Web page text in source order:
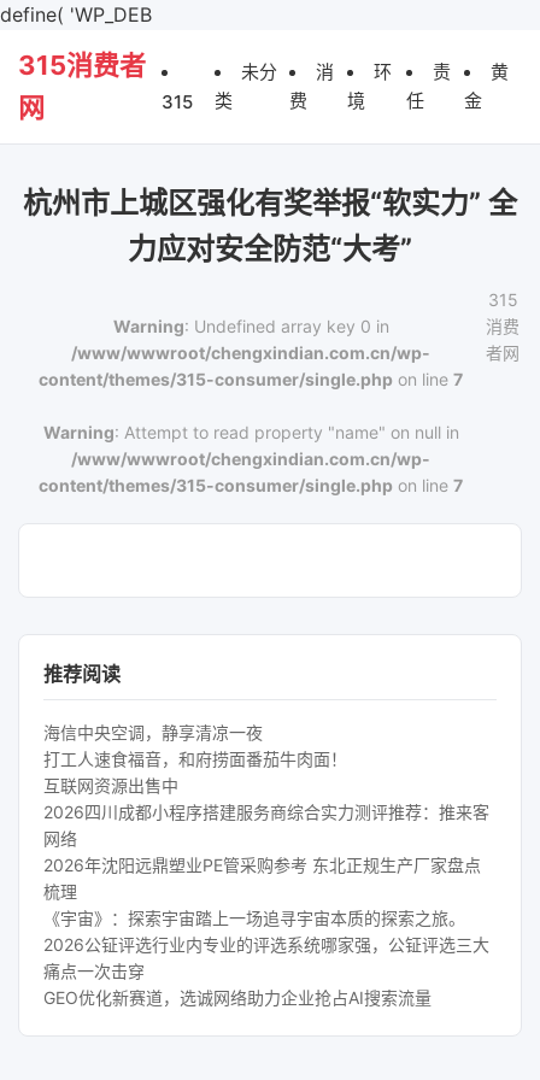
define( 'WP_DEB
315消费者
网
315
未分
类
消
费
环
境
责
任
黄
金
杭州市上城区强化有奖举报“软实力” 全
力应对安全防范“大考”
Warning: Undefined array key 0 in
/www/wwwroot/chengxindian.com.cn/wp-
content/themes/315-consumer/single.php on line7
Warning: Attempt to read property "name" on null in
/www/wwwroot/chengxindian.com.cn/wp-
content/themes/315-consumer/single.php on line7
315
消费
者网
推荐阅读
海信中央空调，静享清凉一夜
打工人速食福音，和府捞面番茄牛肉面！
互联网资源出售中
2026四川成都小程序搭建服务商综合实力测评推荐：推来客
网络
2026年沈阳远鼎塑业PE管采购参考 东北正规生产厂家盘点
梳理
《宇宙》：探索宇宙踏上一场追寻宇宙本质的探索之旅。
2026公钲评选行业内专业的评选系统哪家强，公钲评选三大
痛点一次击穿
GEO优化新赛道，选诚网络助力企业抢占AI搜索流量